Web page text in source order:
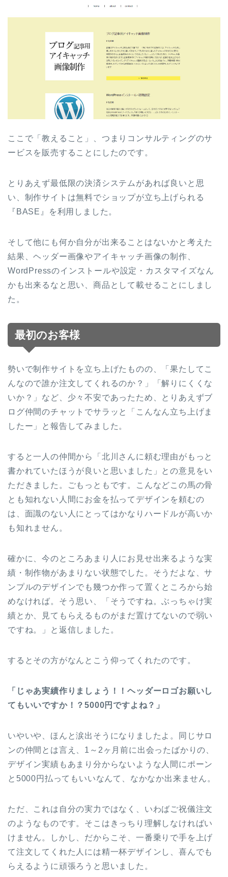
ここで「教えること」、つまりコンサルティングのサ
ービスを販売することにしたのです。
とりあえず最低限の決済システムがあれば良いと思
い、制作サイトは無料でショップが立ち上げられる
『BASE』を利用しました。
そして他にも何か自分が出来ることはないかと考えた
結果、ヘッダー画像やアイキャッチ画像の制作、
WordPressのインストールや設定・カスタマイズなん
かも出来るなと思い、商品として載せることにしまし
た。
最初のお客様
勢いで制作サイトを立ち上げたものの、「果たしてこ
んなので誰か注文してくれるのか？」「解りにくくな
いか？」など、少々不安であったため、とりあえずブ
ログ仲間のチャットでサラッと「こんなん立ち上げま
したー」と報告してみました。
すると一人の仲間から「北川さんに頼む理由がもっと
書かれていたほうが良いと思いました」との意見をい
ただきました。ごもっともです。こんなどこの馬の骨
とも知れない人間にお金を払ってデザインを頼むの
は、面識のない人にとってはかなりハードルが高いか
も知れません。
確かに、今のところあまり人にお見せ出来るような実
績・制作物があまりない状態でした。そうだよな、サ
ンプルのデザインでも幾つか作って置くところから始
めなければ。そう思い、「そうですね。ぶっちゃけ実
績とか、見てもらえるものがまだ置けてないので弱い
ですね。」と返信しました。
するとその方がなんとこう仰ってくれたのです。
「じゃあ実績作りましょう！！ヘッダーロゴお願いし
てもいいですか！？5000円ですよね？」
いやいや、ほんと涙出そうになりましたよ。同じサロ
ンの仲間とは言え、1～2ヶ月前に出会ったばかりの、
デザイン実績もあまり分からないような人間にポーン
と5000円払ってもいいなんて、なかなか出来ません。
ただ、これは自分の実力ではなく、いわばご祝儀注文
のようなものです。そこはきっちり理解しなければい
けません。しかし、だからこそ、一番乗りで手を上げ
て注文してくれた人には精一杯デザインし、喜んでも
らえるように頑張ろうと思いました。